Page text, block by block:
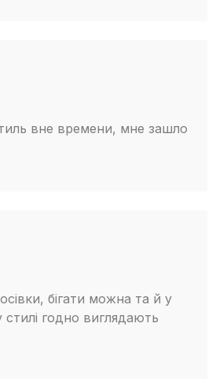
вне времени, мне зашло
бігати можна та й у
годно виглядають